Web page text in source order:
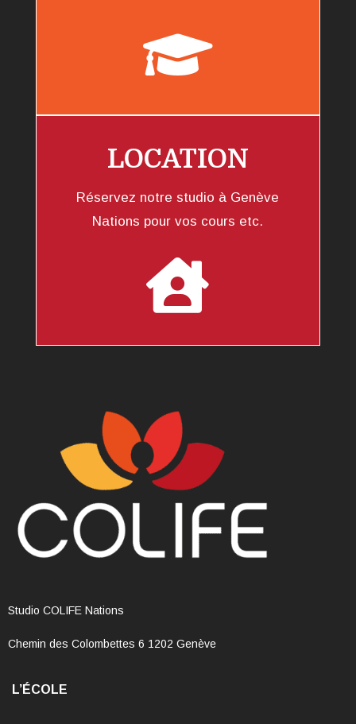

LOCATION
Réservez notre studio à Genève
Nations pour vos cours etc.

Studio COLIFE Nations
Chemin des Colombettes 6 1202 Genève
L’ÉCOLE